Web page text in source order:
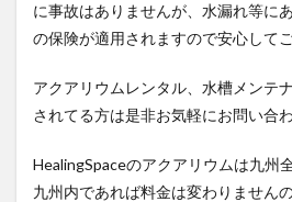
に事故はありませんが、水漏れ等に
の保険が適用されますので安心して
アクアリウムレンタル、水槽メンテ
されてる方は是非お気軽にお問い合わ
HealingSpaceのアクアリウムは九州
九州内であれば料金は変わりません